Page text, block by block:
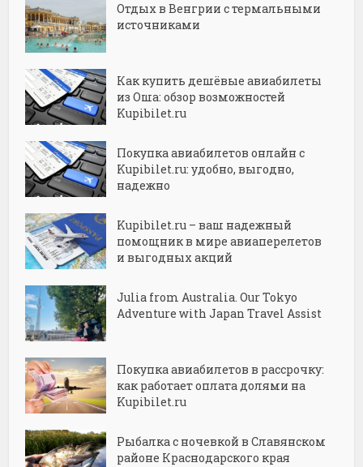
Отдых в Венгрии с термальными
источниками
Как купить дешёвые авиабилеты
из Оша: обзор возможностей
Kupibilet.ru
Покупка авиабилетов онлайн с
Kupibilet.ru: удобно, выгодно,
надежно
Kupibilet.ru – ваш надежный
помощник в мире авиаперелетов
и выгодных акций
Julia from Australia. Our Tokyo
Adventure with Japan Travel Assist
Покупка авиабилетов в рассрочку:
как работает оплата долями на
Kupibilet.ru
Рыбалка с ночевкой в Славянском
районе Краснодарского края